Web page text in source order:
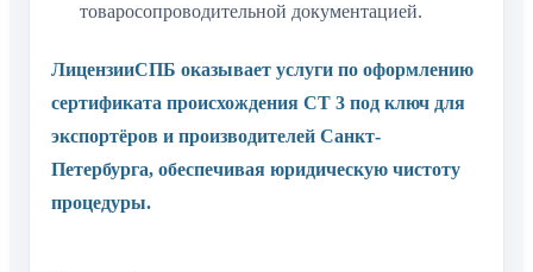
товаросопроводительной документацией.
ЛицензииСПБ оказывает услуги по оформлению
сертификата происхождения СТ 3 под ключ для
экспортёров и производителей Санкт-
Петербурга, обеспечивая юридическую чистоту
процедуры.